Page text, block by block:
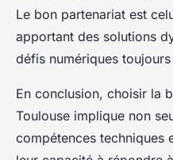
Le bon partenariat est
apportant des solutions
défis numériques
En conclusion, choisir la
Toulouse implique non
compétences techniques